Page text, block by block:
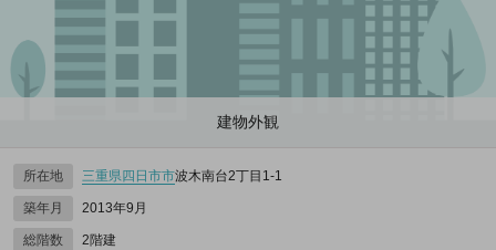
建物外観
所在地 三重県四日市市波木南台2丁目1‐1
築年月 2013年9月
総階数 2階建